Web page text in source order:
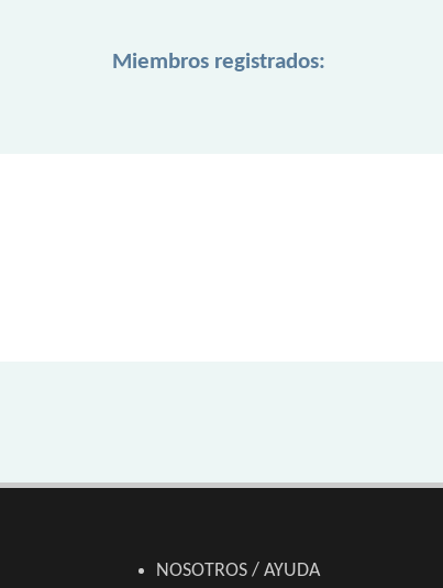
Miembros registrados:
NOSOTROS / AYUDA